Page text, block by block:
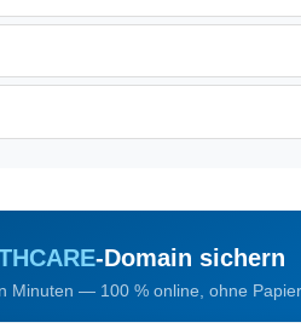
-Domain sichern
Minuten — 100 % online, ohne